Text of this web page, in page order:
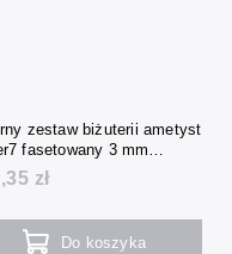
zestaw biżuterii ametyst
fasetowany 3 mm
+ bransoletka +
zł
Do koszyka